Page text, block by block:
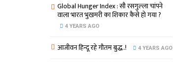
Global Hunger Index : सौ रसगुल्‍ला चांपने
वाला भारत भुखमरी का शिकार कैसे हो गया ?
4 YEARS AGO
आजीवन हिन्दू रहे गौतम बुद्ध..! 4 YEARS AGO